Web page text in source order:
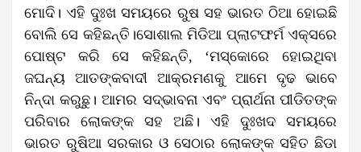
ମୋଦି। ଏହି ଦୁଃଖ ସମୟରେ ରୁଷ ସହ ଭାରତ ଠିଆ ହୋଇଛି
ବୋଲି ସେ କହିଛନ୍ତି।ସୋଶାଲ ମିଡିଆ ପ୍ଲାଟଫର୍ମ ଏକ୍ସରେ
ପୋଷ୍ଟ କରି ସେ କହିଛନ୍ତି, ‘ମସ୍କୋରେ ହୋଇଥିବା
ଜଘନ୍ୟ ଆତଙ୍କବାଦୀ ଆକ୍ରମଣକୁ ଆମେ ଦୃଢ ଭାବେ
ନିନ୍ଦା କରୁଛୁ। ଆମର ସଦ୍‌ଭାବନା ଏବଂ ପ୍ରାର୍ଥନା ପୀଡିତଙ୍କ
ପରିବାର ଲୋକଙ୍କ ସହ ଅଛି। ଏହି ଦୁଃଖଦ ସମୟରେ
ଭାରତ ରୁଷିଆ ସରକାର ଓ ସେଠାର ଲୋକଙ୍କ ସହିତ ଛିଡା